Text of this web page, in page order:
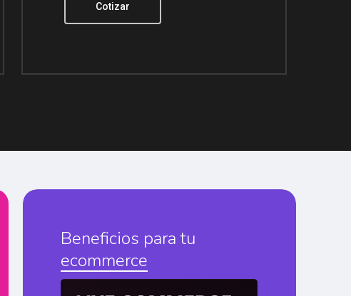
Cotizar
Beneficios para tu
ecommerce